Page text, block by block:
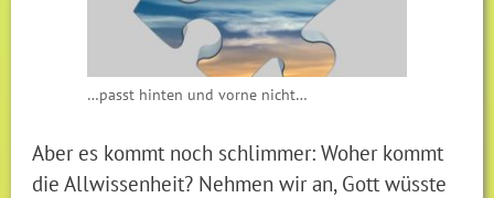
…passt hinten und vorne nicht…
Aber es kommt noch schlimmer: Woher kommt
die Allwissenheit? Nehmen wir an, Gott wüsste